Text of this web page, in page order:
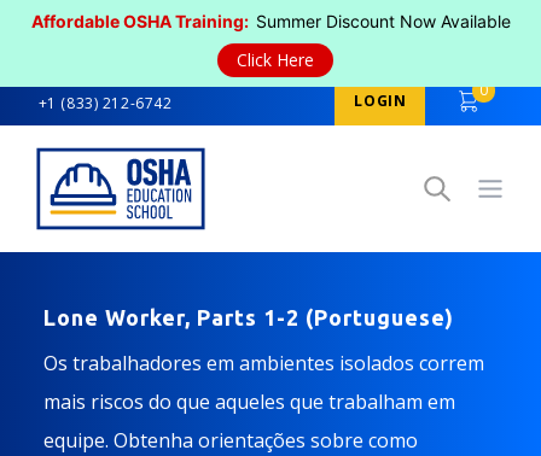
Affordable OSHA Training: Summer Discount Now Available
Click Here
+1 (833) 212-6742 LOGIN
0
Lone Worker, Parts 1-2 (Portuguese)
Os trabalhadores em ambientes isolados correm
mais riscos do que aqueles que trabalham em
equipe. Obtenha orientações sobre como